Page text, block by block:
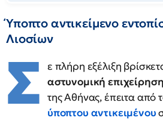
Ύποπτο αντικείμενο
Λιοσίων
Σ ε πλήρη εξέλιξη
αστυνομική επιχείρηση
της Αθήνας, έπειτα από
ύποπτου αντικειμένου